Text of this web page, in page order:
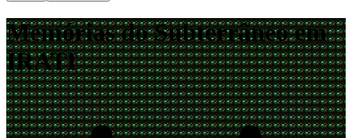
Memórias do Subterrâneo em
IRATI